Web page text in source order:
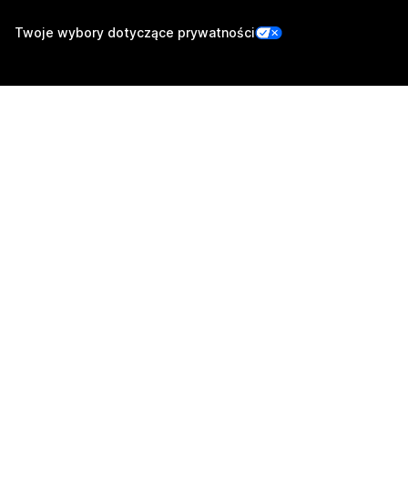
Twoje wybory dotyczące prywatności